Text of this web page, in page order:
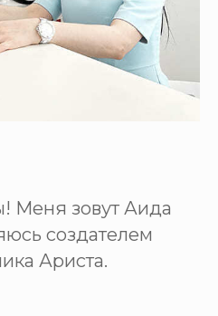
Меня зовут Аида
создателем
Ариста.